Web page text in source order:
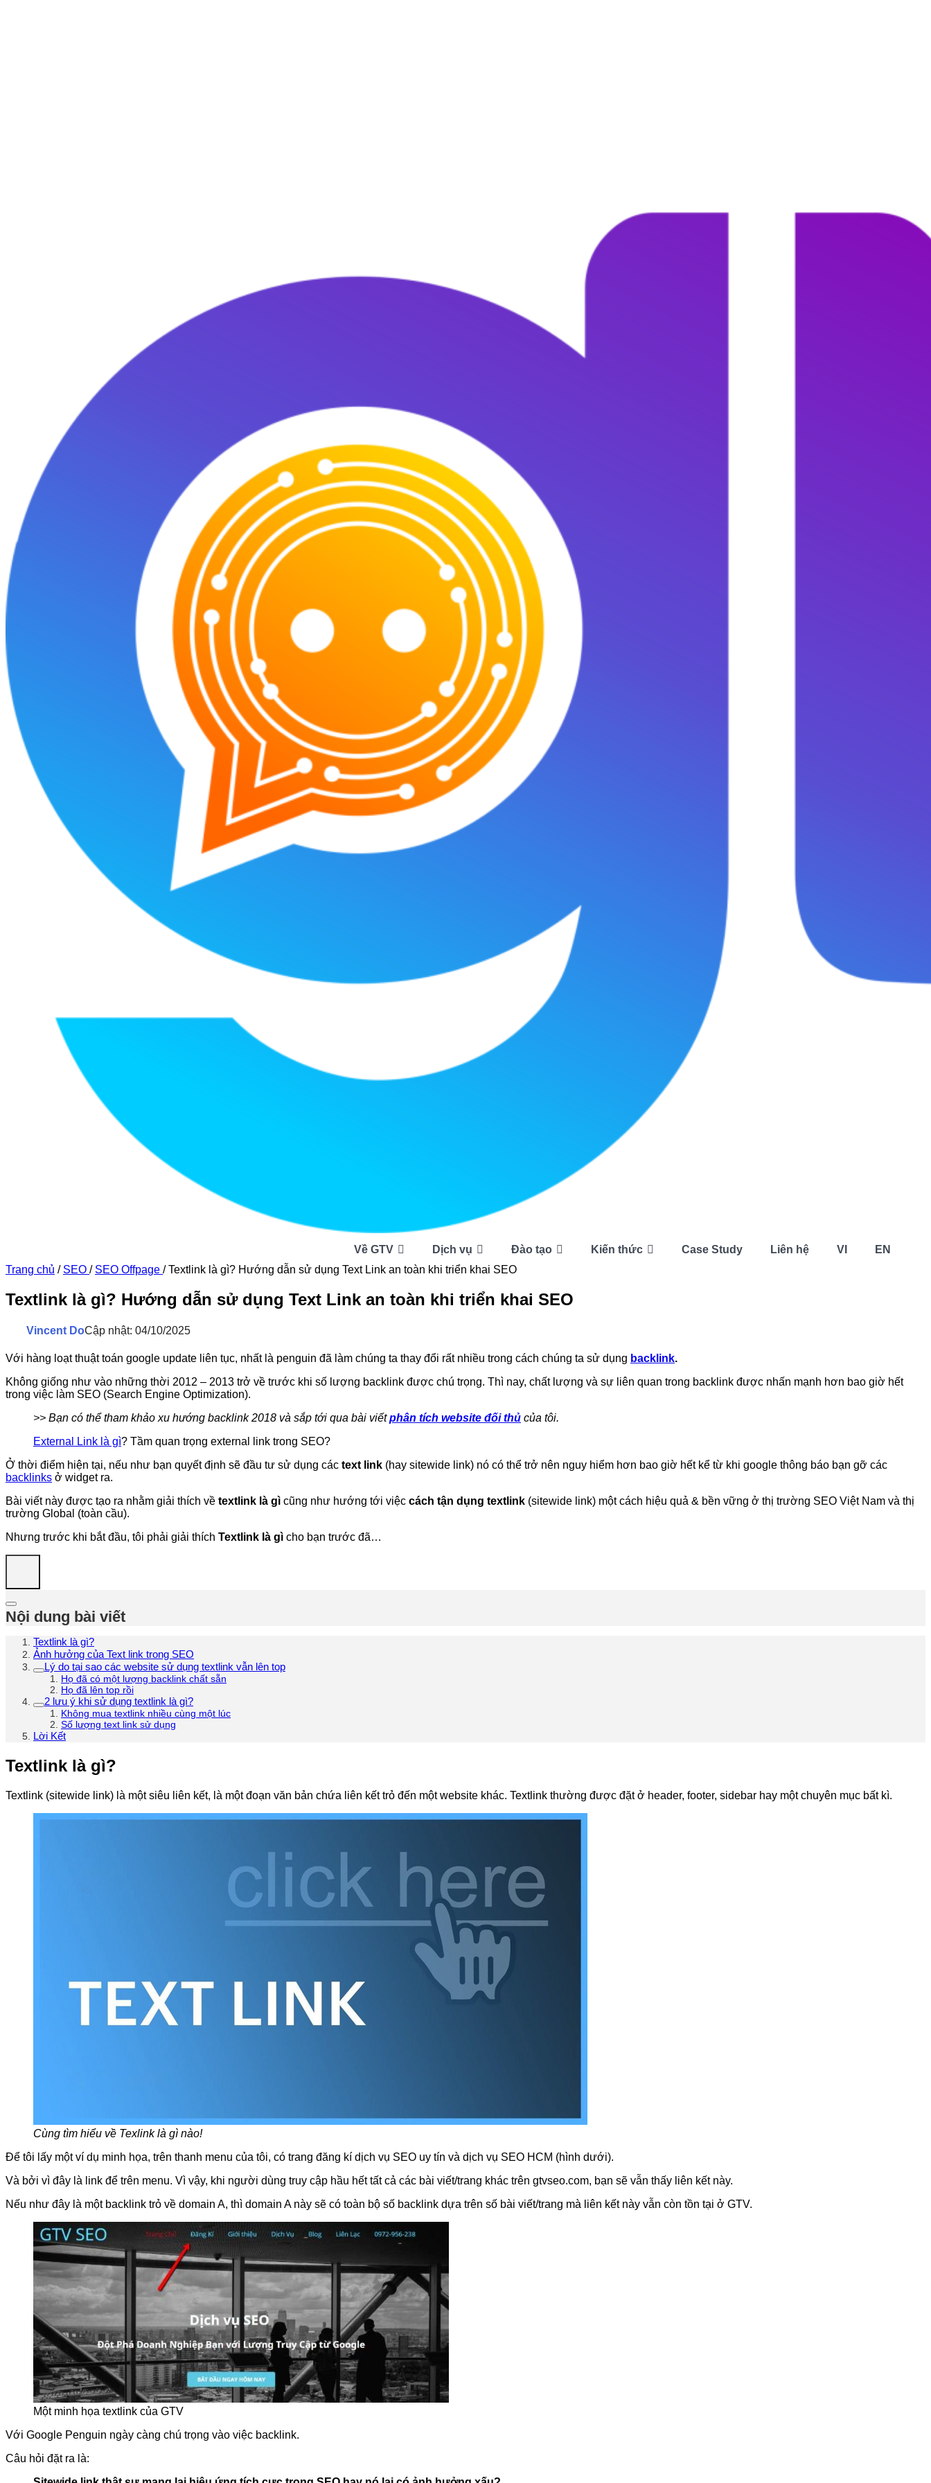
Về GTV Dịch vụ Đào tạo Kiến thức Case Study Liên hệ VI
EN
Trang chủ / SEO / SEO Offpage / Textlink là gì? Hướng dẫn sử dụng Text Link an toàn khi triển khai SEO
Textlink là gì? Hướng dẫn sử dụng Text Link an toàn khi triển khai SEO
Vincent DoCập nhật: 04/10/2025
Với hàng loạt thuật toán google update liên tục, nhất là penguin đã làm chúng ta thay đổi rất nhiều trong cách chúng ta sử dụng backlink.
Không giống như vào những thời 2012 – 2013 trở về trước khi số lượng backlink được chú trọng. Thì nay, chất lượng và sự liên quan trong backlink được nhấn mạnh hơn bao giờ hết
trong việc làm SEO (Search Engine Optimization).
>> Bạn có thể tham khảo xu hướng backlink 2018 và sắp tới qua bài viếtphân tích website đối thủ của tôi.
External Link là gì? Tầm quan trọng external link trong SEO?
Ở thời điểm hiện tại, nếu như bạn quyết định sẽ đầu tư sử dụng các text link (hay sitewide link) nó có thể trở nên nguy hiểm hơn bao giờ hết kể từ khi google thông báo bạn gỡ các
backlinks ở widget ra.
Bài viết này được tạo ra nhằm giải thích về textlink là gì cũng như hướng tới việc cách tận dụng textlink (sitewide link) một cách hiệu quả & bền vững ở thị trường SEO Việt Nam và thị
trường Global (toàn cầu).
Nhưng trước khi bắt đầu, tôi phải giải thích Textlink là gì cho bạn trước đã…
Nội dung bài viết
Textlink là gì?
Ảnh hưởng của Text link trong SEO
Lý do tại sao các website sử dụng textlink vẫn lên top
Họ đã có một lượng backlink chất sẵn
Họ đã lên top rồi
2 lưu ý khi sử dụng textlink là gì?
Không mua textlink nhiều cùng một lúc
Số lượng text link sử dụng
Lời Kết
Textlink là gì?
Textlink (sitewide link) là một siêu liên kết, là một đoạn văn bản chứa liên kết trỏ đến một website khác. Textlink thường được đặt ở header, footer, sidebar hay một chuyên mục bất kì.
Cùng tìm hiểu về Texlink là gì nào!
Để tôi lấy một ví dụ minh họa, trên thanh menu của tôi, có trang đăng kí dịch vụ SEO uy tín và dịch vụ SEO HCM (hình dưới).
Và bởi vì đây là link để trên menu. Vì vậy, khi người dùng truy cập hầu hết tất cả các bài viết/trang khác trên gtvseo.com, bạn sẽ vẫn thấy liên kết này.
Nếu như đây là một backlink trỏ về domain A, thì domain A này sẽ có toàn bộ số backlink dựa trên số bài viết/trang mà liên kết này vẫn còn tồn tại ở GTV.
Một minh họa textlink của GTV
Với Google Penguin ngày càng chú trọng vào việc backlink.
Câu hỏi đặt ra là: